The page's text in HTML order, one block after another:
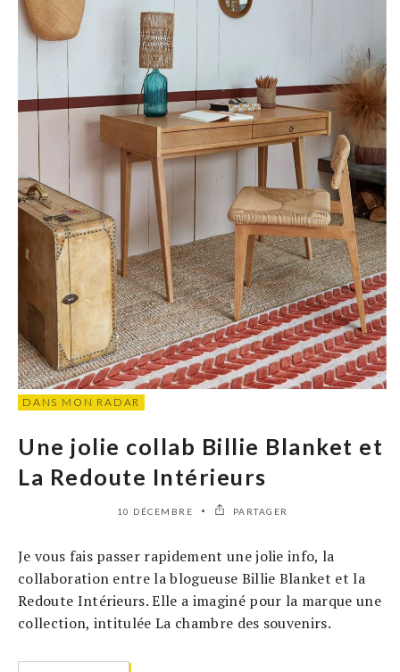
DANS MON RADAR
Une jolie collab Billie Blanket et
La Redoute Intérieurs
10 DÉCEMBRE PARTAGER
Je vous fais passer rapidement une jolie info, la
collaboration entre la blogueuse Billie Blanket et la
Redoute Intérieurs. Elle a imaginé pour la marque une
collection, intitulée La chambre des souvenirs.